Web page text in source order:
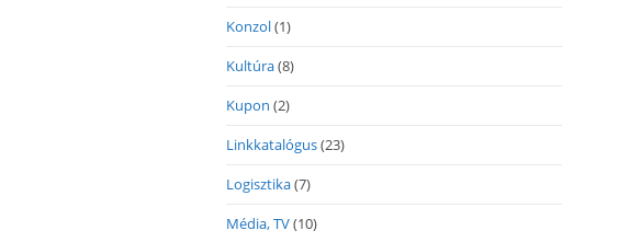
Konzol(1)
Kultúra(8)
Kupon (2)
Linkkatalógus(23)
Logisztika(7)
Média, TV(10)